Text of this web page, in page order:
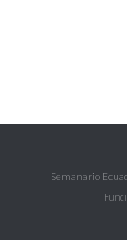
Semanario